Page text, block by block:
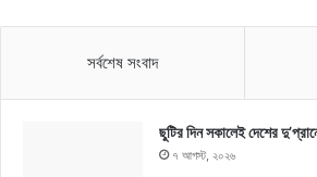
সর্বশেষ সংবাদ
ছুটির দিন সকালেই দেশের
৭ আগস্ট, ২০২৬